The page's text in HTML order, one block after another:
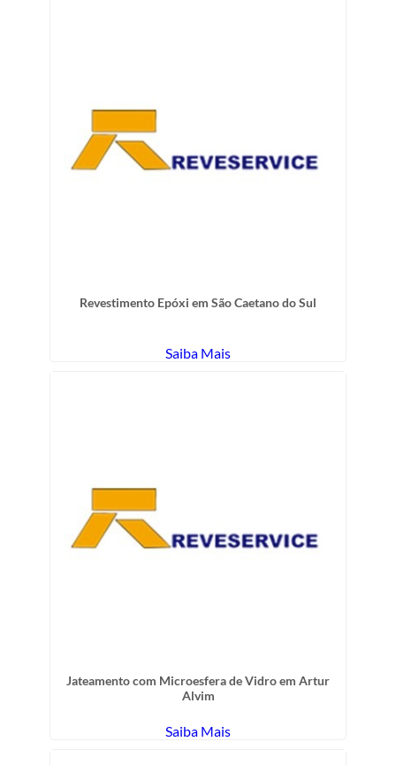
Revestimento Epóxi em São Caetano do Sul
Saiba Mais
Jateamento com Microesfera de Vidro em Artur
Alvim
Saiba Mais